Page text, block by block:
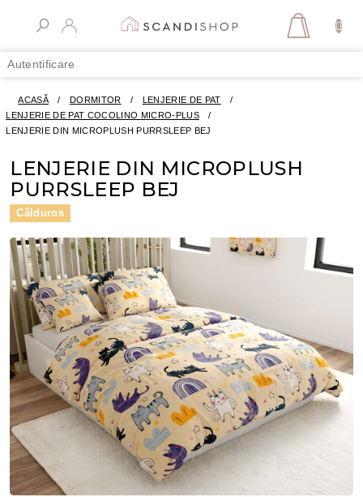
conținut
Autentificare
COŞ
ACASĂ / DORMITOR / LENJERIE DE PAT
/
LENJERIE DE PAT COCOLINO MICRO-PLUS
/
LENJERIE DIN MICROPLUSH PURRSLEEP BEJ
LENJERIE DIN MICROPLUSH
PURRSLEEP BEJ
Călduros